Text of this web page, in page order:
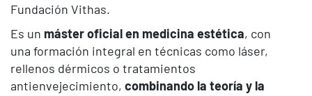
Fundación Vithas.
Es un máster oficial en medicina estética, con
una formación integral en técnicas como láser,
rellenos dérmicos o tratamientos
antienvejecimiento, combinando la teoría y la